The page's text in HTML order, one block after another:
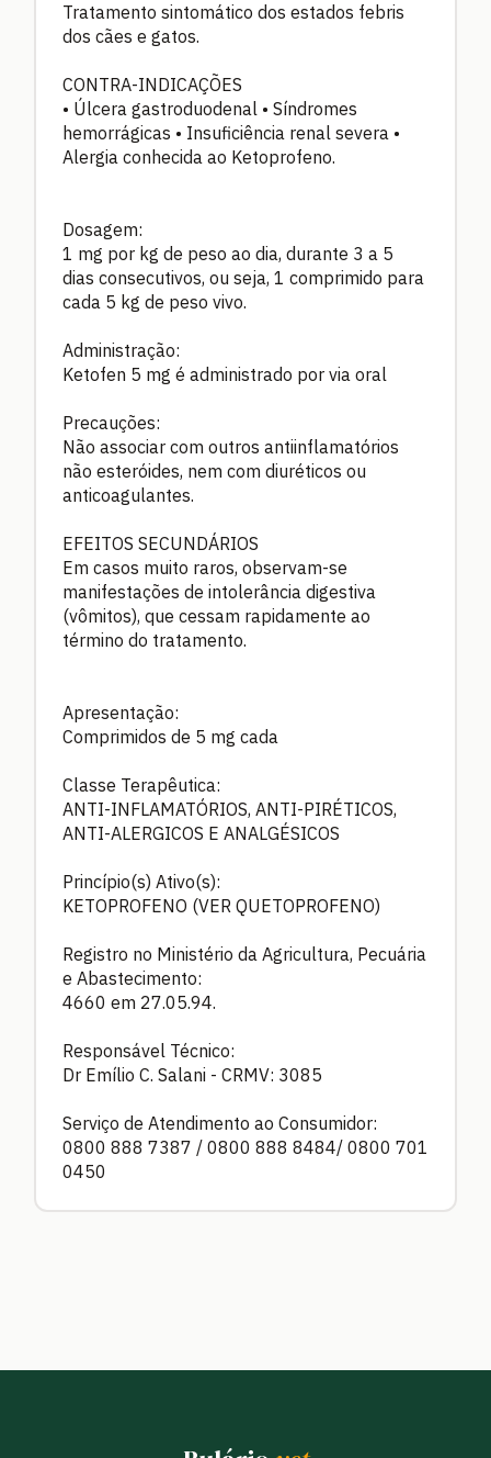
Tratamento sintomático dos estados febris
dos cães e gatos.
CONTRA-INDICAÇÕES
• Úlcera gastroduodenal • Síndromes
hemorrágicas • Insuficiência renal severa •
Alergia conhecida ao Ketoprofeno.
Dosagem:
1 mg por kg de peso ao dia, durante 3 a 5
dias consecutivos, ou seja, 1 comprimido para
cada 5 kg de peso vivo.
Administração:
Ketofen 5 mg é administrado por via oral
Precauções:
Não associar com outros antiinflamatórios
não esteróides, nem com diuréticos ou
anticoagulantes.
EFEITOS SECUNDÁRIOS
Em casos muito raros, observam-se
manifestações de intolerância digestiva
(vômitos), que cessam rapidamente ao
término do tratamento.
Apresentação:
Comprimidos de 5 mg cada
Classe Terapêutica:
ANTI-INFLAMATÓRIOS, ANTI-PIRÉTICOS,
ANTI-ALERGICOS E ANALGÉSICOS
Princípio(s) Ativo(s):
KETOPROFENO (VER QUETOPROFENO)
Registro no Ministério da Agricultura, Pecuária
e Abastecimento:
4660 em 27.05.94.
Responsável Técnico:
Dr Emílio C. Salani - CRMV: 3085
Serviço de Atendimento ao Consumidor:
0800 888 7387 / 0800 888 8484/ 0800 701
0450